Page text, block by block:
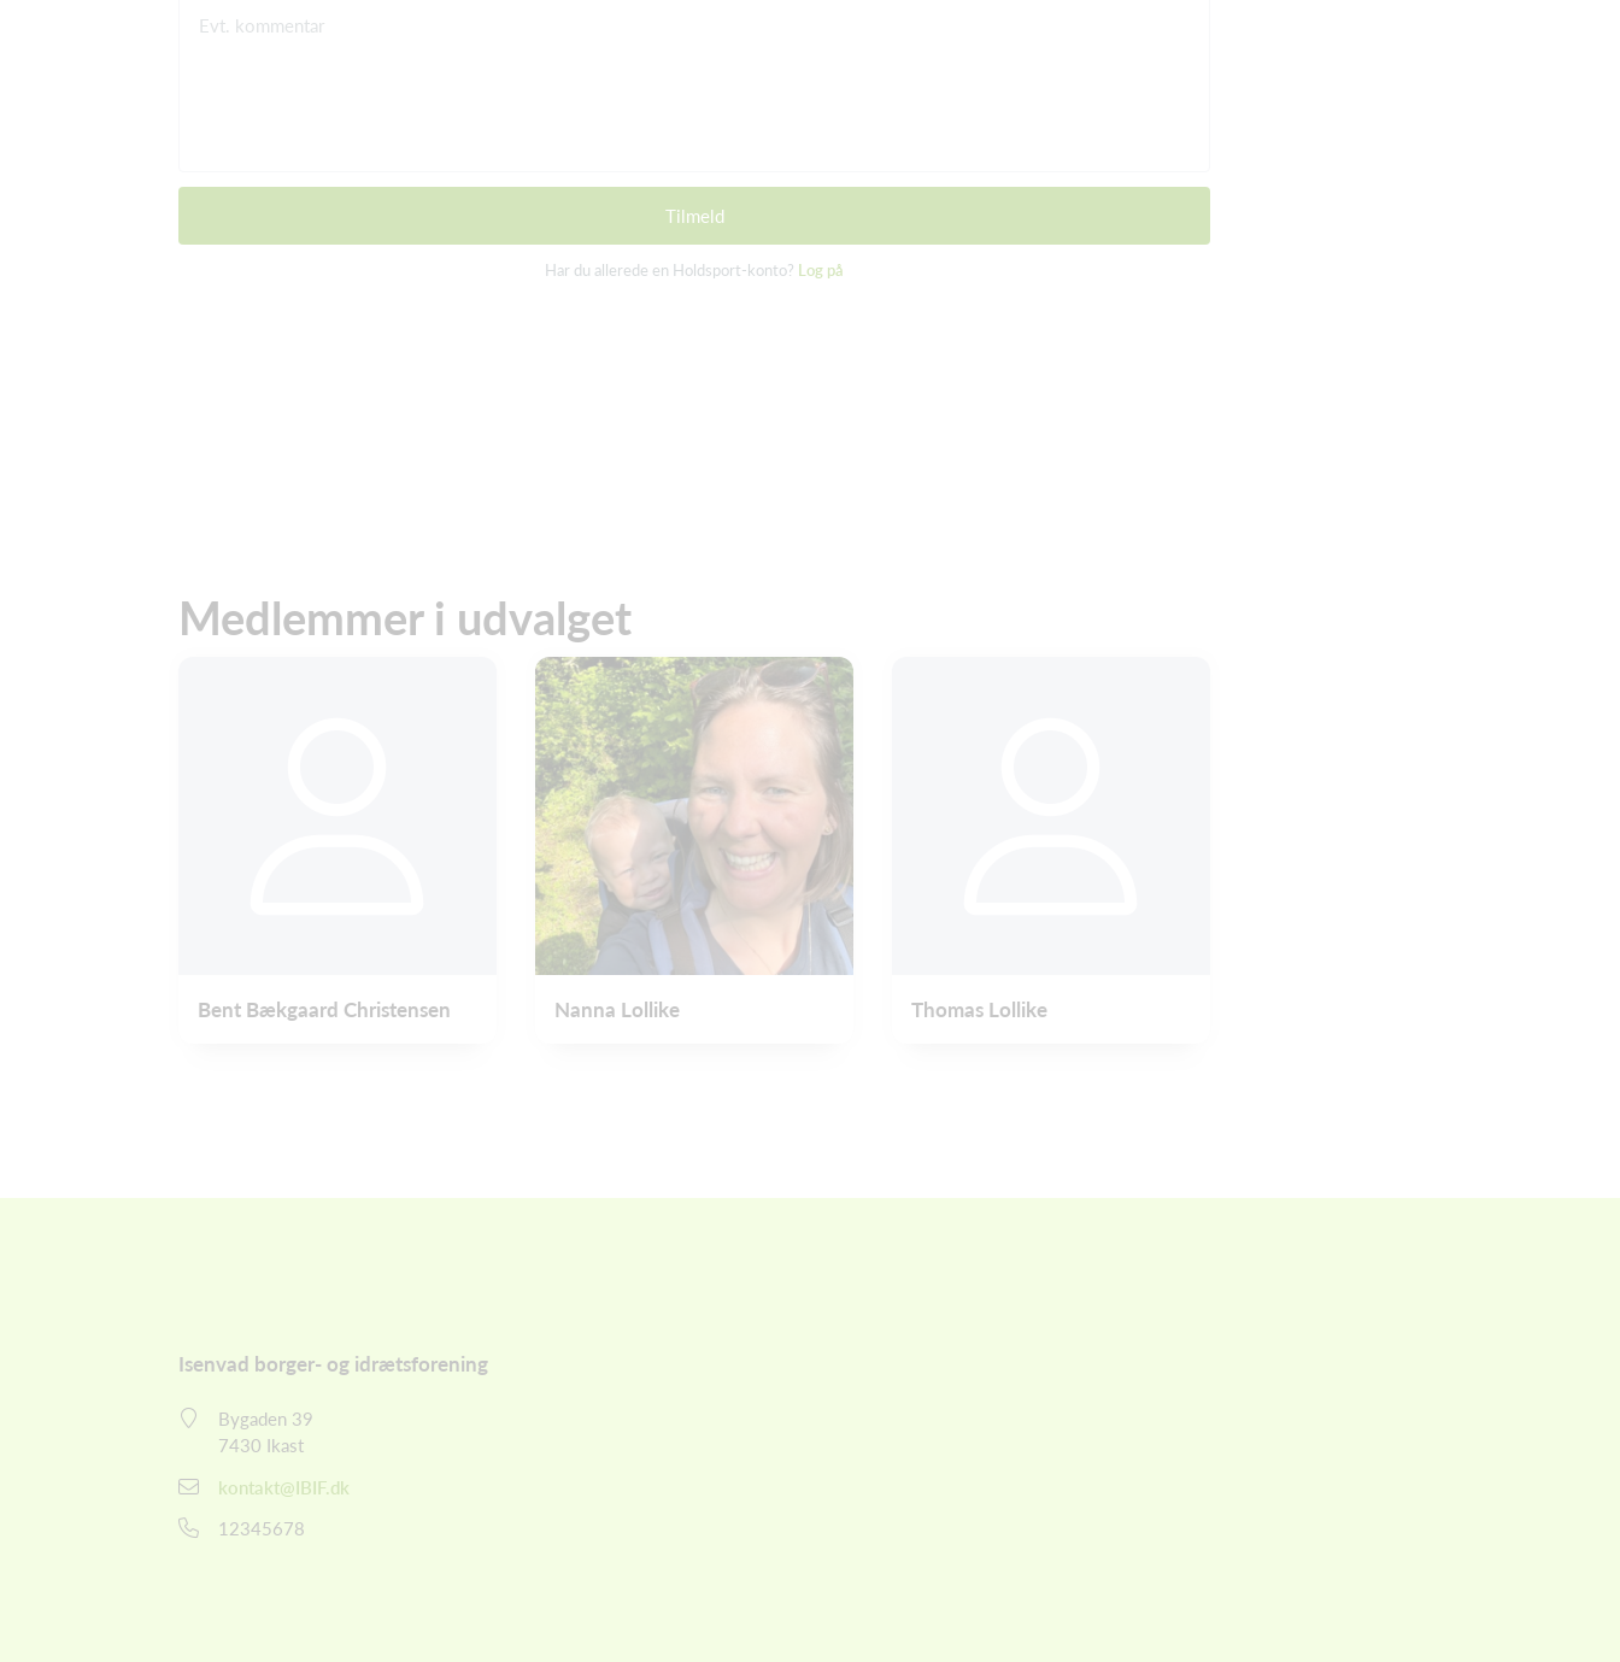
Evt. kommentar
Tilmeld
Har du allerede en Holdsport-konto? Log på
Medlemmer i udvalget
Bent Bækgaard Christensen Nanna Lollike Thomas Lollike
Isenvad borger- og idrætsforening
Bygaden 39
7430 Ikast
kontakt@IBIF.dk
12345678